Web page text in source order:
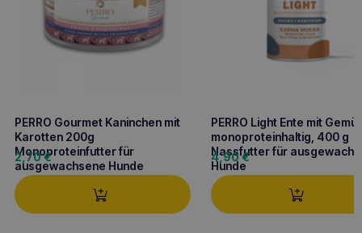
PERRO Gourmet Kaninchen mit
Karotten 200g
Monoproteinfutter für
ausgewachsene Hunde
2,70€
PERRO Light Ente mit
monoproteinhaltig, 400 g
Nassfutter für
Hunde
4,90€